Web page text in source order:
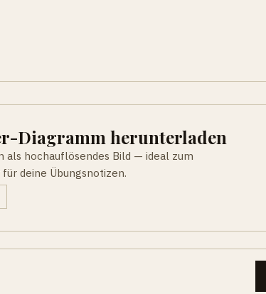
Diagramm herunterladen
als hochauflösendes Bild — ideal zum
deine Übungsnotizen.